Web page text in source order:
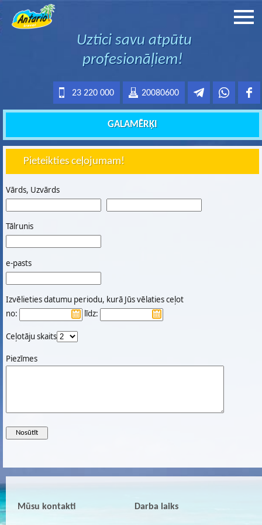
Uztici savu atpūtu
profesionāļiem!
20080600
23 220 000
GALAMĒRĶI
Pieteikties ceļojumam!
Vārds, Uzvārds
Tālrunis
e-pasts
Izvēlieties datumu periodu, kurā Jūs vēlaties ceļot
no:
līdz:
Ceļotāju skaits
Piezīmes
Mūsu kontakti Darba laiks